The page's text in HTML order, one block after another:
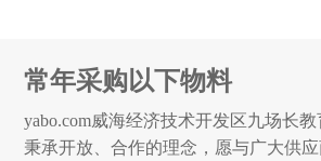
常年采购以下物料
yabo.com威海经济技术开发区九场长
秉承开放、合作的理念，愿与广大供应